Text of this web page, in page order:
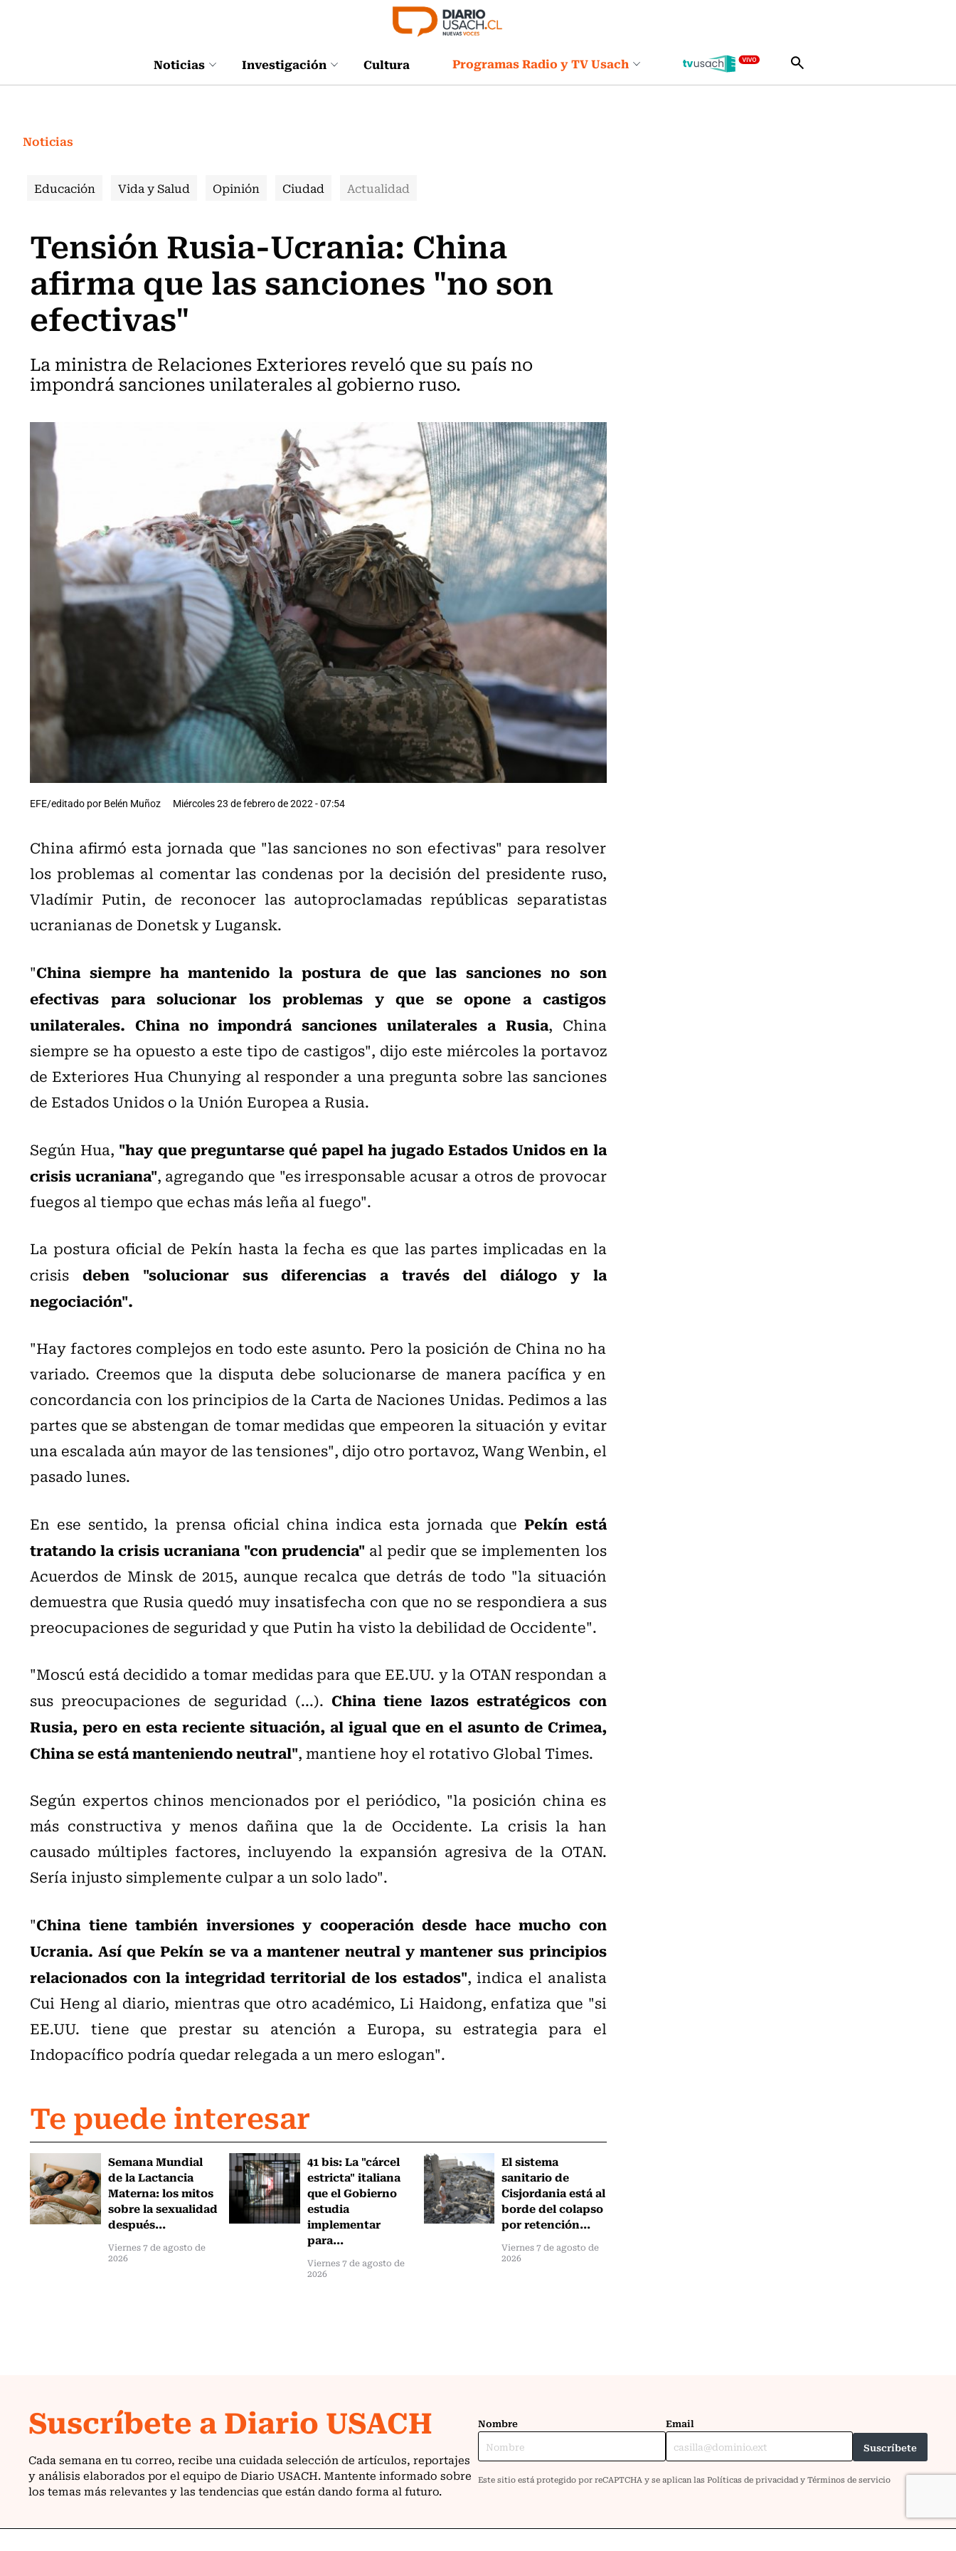
Noticias Investigación Cultura Programas Radio y TV Usach
Noticias
Educación Vida y Salud Opinión Ciudad Actualidad
Tensión Rusia-Ucrania: China
afirma que las sanciones "no son
efectivas"
La ministra de Relaciones Exteriores reveló que su país no
impondrá sanciones unilaterales al gobierno ruso.
EFE/editado por Belén Muñoz Miércoles 23 de febrero de 2022 - 07:54
China afirmó esta jornada que "las sanciones no son efectivas" para resolver
los problemas al comentar las condenas por la decisión del presidente ruso,
Vladímir Putin, de reconocer las autoproclamadas repúblicas separatistas
ucranianas de Donetsk y Lugansk.
"China siempre ha mantenido la postura de que las sanciones no son
efectivas para solucionar los problemas y que se opone a castigos
unilaterales. China no impondrá sanciones unilaterales a Rusia, China
siempre se ha opuesto a este tipo de castigos", dijo este miércoles la portavoz
de Exteriores Hua Chunying al responder a una pregunta sobre las sanciones
de Estados Unidos o la Unión Europea a Rusia.
Según Hua, "hay que preguntarse qué papel ha jugado Estados Unidos en la
crisis ucraniana", agregando que "es irresponsable acusar a otros de provocar
fuegos al tiempo que echas más leña al fuego".
La postura oficial de Pekín hasta la fecha es que las partes implicadas en la
crisis deben "solucionar sus diferencias a través del diálogo y la
negociación".
"Hay factores complejos en todo este asunto. Pero la posición de China no ha
variado. Creemos que la disputa debe solucionarse de manera pacífica y en
concordancia con los principios de la Carta de Naciones Unidas. Pedimos a las
partes que se abstengan de tomar medidas que empeoren la situación y evitar
una escalada aún mayor de las tensiones", dijo otro portavoz, Wang Wenbin, el
pasado lunes.
En ese sentido, la prensa oficial china indica esta jornada quePekín está
tratando la crisis ucraniana "con prudencia" al pedir que se implementen los
Acuerdos de Minsk de 2015, aunque recalca que detrás de todo "la situación
demuestra que Rusia quedó muy insatisfecha con que no se respondiera a sus
preocupaciones de seguridad y que Putin ha visto la debilidad de Occidente".
"Moscú está decidido a tomar medidas para que EE.UU. y la OTAN respondan a
sus preocupaciones de seguridad (...). China tiene lazos estratégicos con
Rusia, pero en esta reciente situación, al igual que en el asunto de Crimea,
China se está manteniendo neutral", mantiene hoy el rotativo Global Times.
Según expertos chinos mencionados por el periódico, "la posición china es
más constructiva y menos dañina que la de Occidente. La crisis la han
causado múltiples factores, incluyendo la expansión agresiva de la OTAN.
Sería injusto simplemente culpar a un solo lado".
"China tiene también inversiones y cooperación desde hace mucho con
Ucrania. Así que Pekín se va a mantener neutral y mantener sus principios
relacionados con la integridad territorial de los estados", indica el analista
Cui Heng al diario, mientras que otro académico, Li Haidong, enfatiza que "si
EE.UU. tiene que prestar su atención a Europa, su estrategia para el
Indopacífico podría quedar relegada a un mero eslogan".
Te puede interesar
Semana Mundial
de la Lactancia
Materna: los mitos
sobre la sexualidad
después...
Viernes 7 de agosto de
2026
41 bis: La "cárcel
estricta" italiana
que el Gobierno
estudia
implementar
para...
Viernes 7 de agosto de
2026
El sistema
sanitario de
Cisjordania está al
borde del colapso
por retención...
Viernes 7 de agosto de
2026